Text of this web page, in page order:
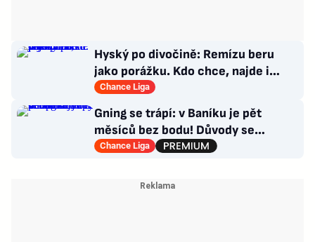
Hyský po divočině: Remízu beru
jako porážku. Kdo chce, najde i
hodně pozitivních věcí
Chance Liga
Gning se trápí: v Baníku je pět
měsíců bez bodu! Důvody se
opakují u tří trenérů
Chance Liga